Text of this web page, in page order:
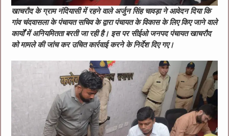
खाचरौद के ग्राम नंदियासी में रहने वाले अर्जुन सिंह चावड़ा ने आवेदन दिया कि
गांव चंदवासला के पंचायत सचिव के द्वारा पंचायत के विकास के लिए किए जाने वाले
कार्यों में अनियमितता बरती जा रही है। इस पर सीईओ जनपद पंचायत खाचरौद
को मामले की जांच कर उचित कार्रवाई करने के निर्देश दिए गए।